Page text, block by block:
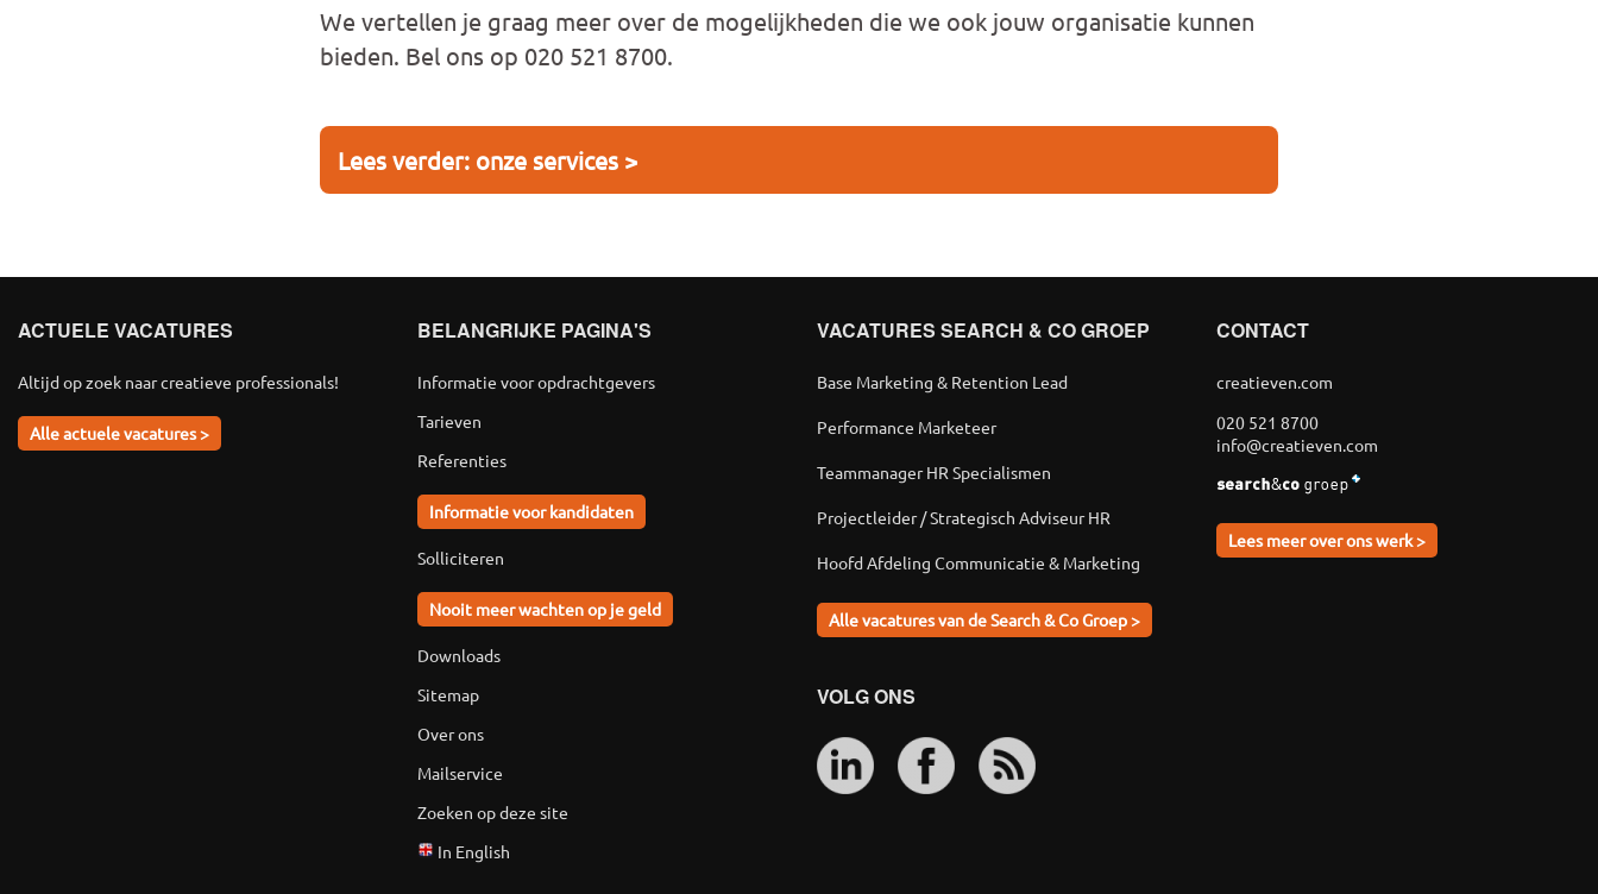
We vertellen je graag meer over de mogelijkheden die we ook jouw organisatie kunnen
bieden. Bel ons op 020 521 8700.
Lees verder: onze services >
ACTUELE VACATURES
Altijd op zoek naar creatieve professionals!
Alle actuele vacatures >
BELANGRIJKE PAGINA'S
Informatie voor opdrachtgevers
Tarieven
Referenties
Informatie voor kandidaten
Solliciteren
Nooit meer wachten op je geld
Downloads
Sitemap
Over ons
Mailservice
Zoeken op deze site
In English
VACATURES SEARCH & CO GROEP
Base Marketing & Retention Lead
Performance Marketeer
Teammanager HR Specialismen
Projectleider / Strategisch Adviseur HR
Hoofd Afdeling Communicatie & Marketing
Alle vacatures van de Search & Co Groep >
VOLG ONS
CONTACT
creatieven.com
020 521 8700
info@creatieven.com
Lees meer over ons werk >